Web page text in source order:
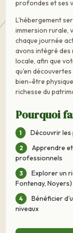
profondes et ses
L’hébergement
immersion rurale,
chaque journée
avons intégré des
locale, afin que
qu'en
bien-être
richesse du
Pourquoi
Découvrir les
Apprendre
professionnels
Explorer un
Fontenay, Noyers)
Bénéficier
niveaux